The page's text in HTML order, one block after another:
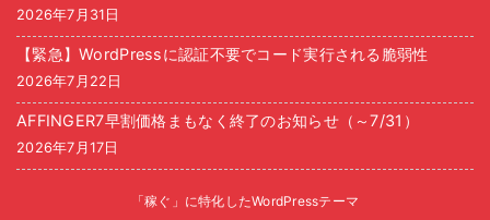
2026年7月31日
【緊急】WordPressに認証不要でコード実行される脆弱性
2026年7月22日
AFFINGER7早割価格まもなく終了のお知らせ（～7/31）
2026年7月17日
「稼ぐ」に特化したWordPressテーマ